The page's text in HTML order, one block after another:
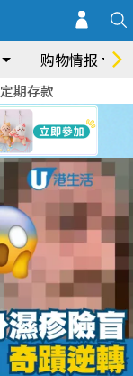
购物情报
定期存款